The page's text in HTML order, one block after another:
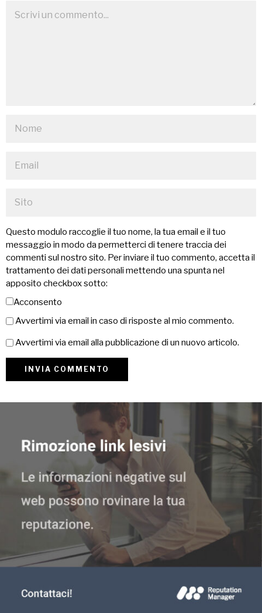
Questo modulo raccoglie il tuo nome, la tua email e il tuo
messaggio in modo da permetterci di tenere traccia dei
commenti sul nostro sito. Per inviare il tuo commento, accetta il
trattamento dei dati personali mettendo una spunta nel
apposito checkbox sotto:
Acconsento
Avvertimi via email in caso di risposte al mio commento.
Avvertimi via email alla pubblicazione di un nuovo articolo.